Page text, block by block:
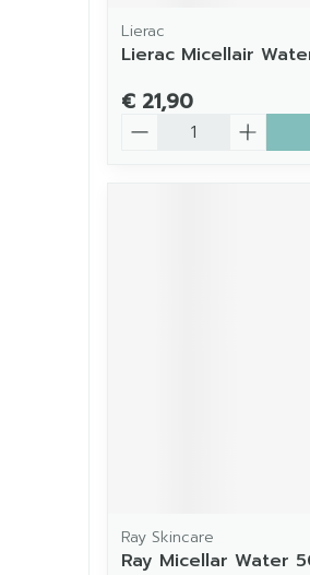
Lierac
Lierac Micellair
€ 21,90
Ray Skincare
Ray Micellar Water